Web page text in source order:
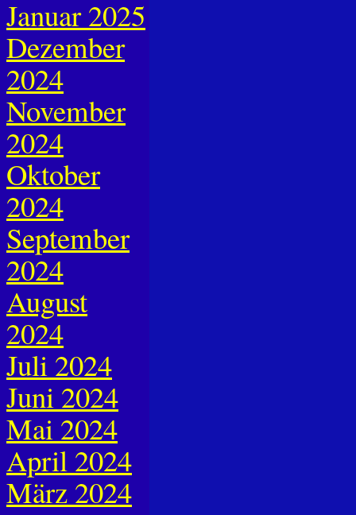
Januar 2025
Dezember
2024
November
2024
Oktober
2024
September
2024
August
2024
Juli 2024
Juni 2024
Mai 2024
April 2024
März 2024